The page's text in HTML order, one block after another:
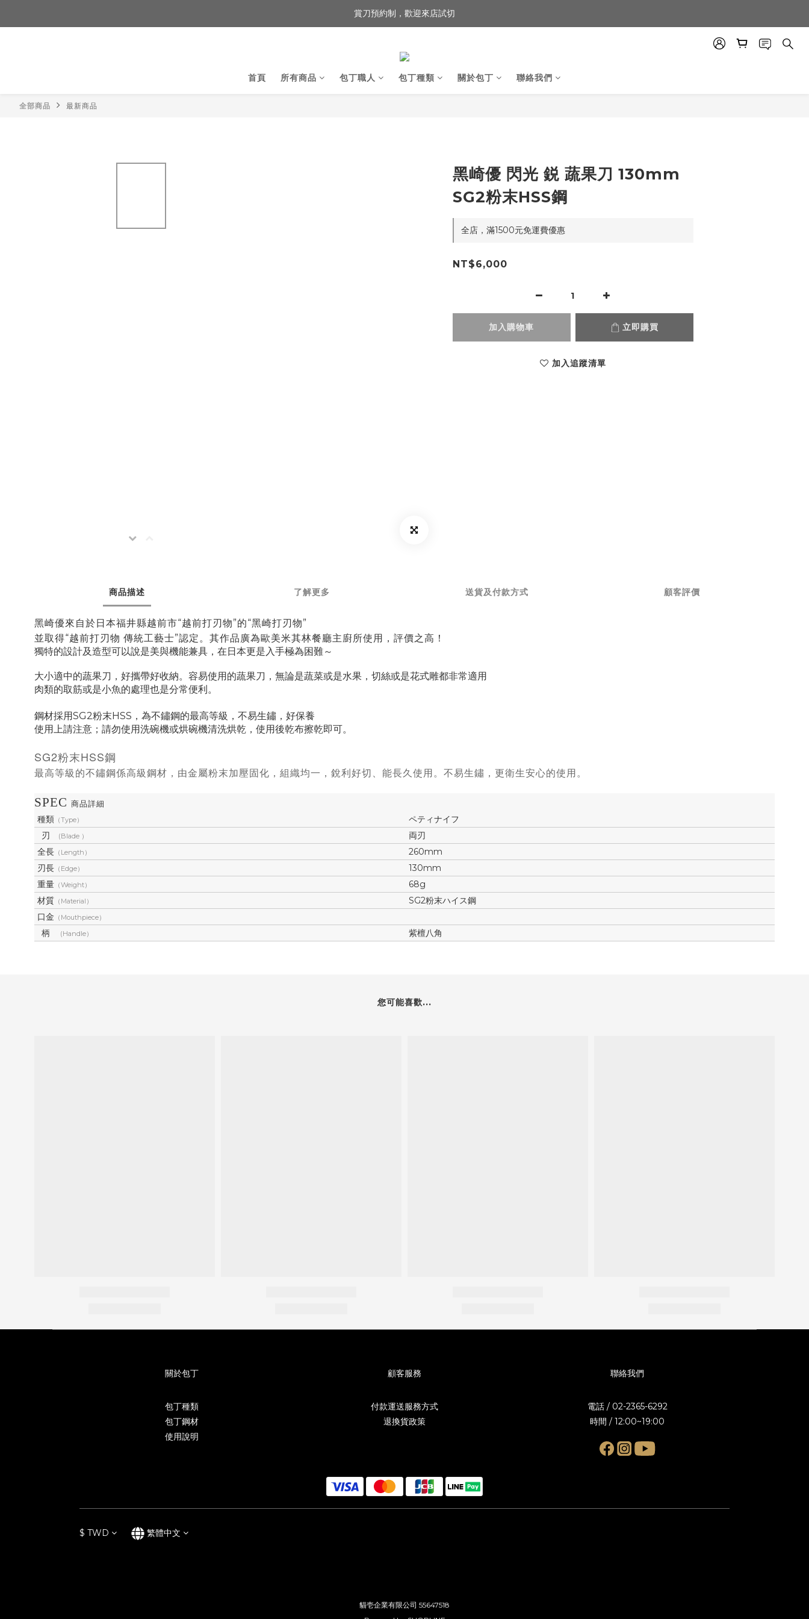
歡迎來到 包丁職人
賞刀預約制，歡迎來店試切
首頁 所有商品 包丁職人 包丁種類 關於包丁 聯絡我們
全部商品 最新商品
黑崎優 閃光 鋭 蔬果刀 130mm
SG2粉末HSS鋼
全店，滿1500元免運費優惠
NT$6,000
加入購物車 立即購買
加入追蹤清單
商品描述 了解更多 送貨及付款方式 顧客評價
黑崎優來自於日本福井縣越前市“越前打刃物”的“黑崎打刃物”
並取得“越前打刃物 傳統工藝士”認定。其作品廣為歐美米其林餐廳主廚所使用，評價之高！
獨特的設計及造型可以說是美與機能兼具，在日本更是入手極為困難～
大小適中的蔬果刀，好攜帶好收納。容易使用的蔬果刀，無論是蔬菜或是水果，切絲或是花式雕都非常適用
肉類的取筋或是小魚的處理也是分常便利。
鋼材採用SG2粉末HSS，為不鏽鋼的最高等級，不易生鏽，好保養
使用上請注意；請勿使用洗碗機或烘碗機清洗烘乾，使用後乾布擦乾即可。
SG2粉末HSS鋼
最高等級的不鏽鋼係高級鋼材， 由金屬粉末加壓固化，組織均一，銳利好切、能長久使用。不易生鏽，更衛生安心的使用。
SPEC 商品詳細
種類 （Type）
ペティナイフ
刃 (Blade ）
両刃
全長 （Length）
260mm
刃長 （Edge）
130mm
重量 （Weight）
68g
材質 （Material）
SG2粉末ハイス鋼
口金 （Mouthpiece）
柄 (Handle） 紫檀八角
您可能喜歡...
關於包丁
包丁種類
包丁鋼材
使用說明
顧客服務
付款運送服務方式
退換貨政策
聯絡我們
電話 / 02-2365-6292
時間 / 12:00~19:00
$ TWD 繁體中文
貓壱企業有限公司 55647518